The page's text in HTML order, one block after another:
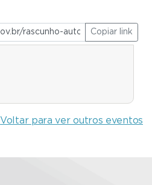
Copiar link
Voltar para ver outros eventos